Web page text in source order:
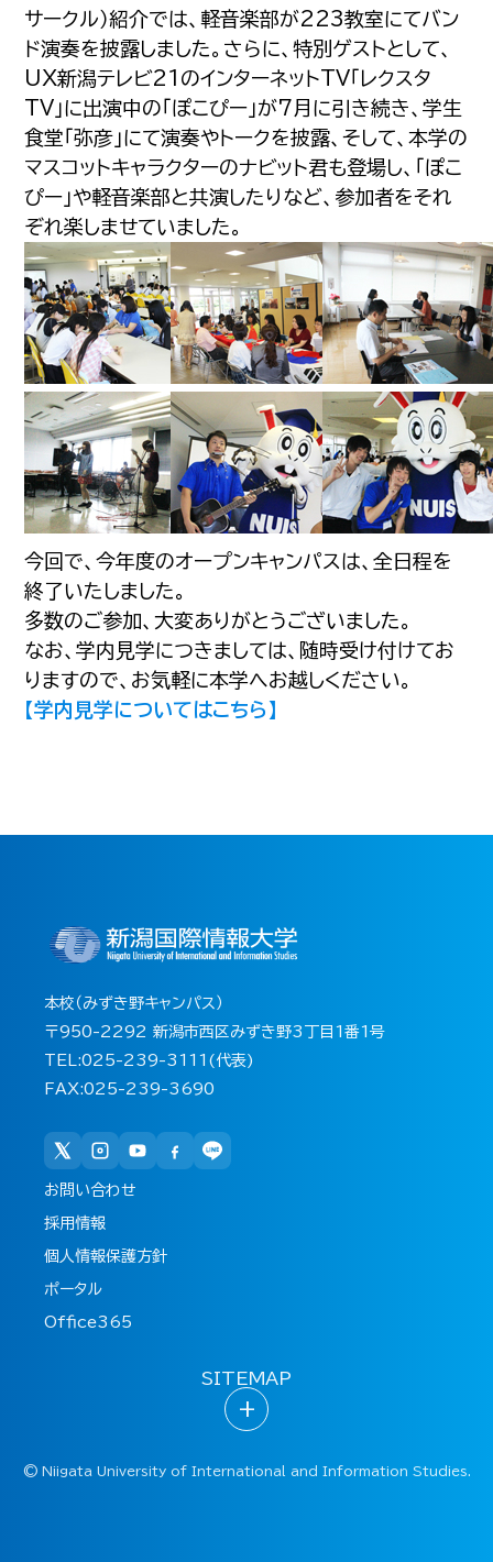
サークル）紹介では、軽音楽部が223教室にてバン
ド演奏を披露しました。さらに、特別ゲストとして、
UX新潟テレビ21のインターネットTV「レクスタ
TV」に出演中の「ぽこぴー」が7月に引き続き、学生
食堂「弥彦」にて演奏やトークを披露、そして、本学の
マスコットキャラクターのナビット君も登場し、「ぽこ
ぴー」や軽音楽部と共演したりなど、参加者をそれ
ぞれ楽しませていました。
今回で、今年度のオープンキャンパスは、全日程を
終了いたしました。
多数のご参加、大変ありがとうございました。
なお、学内見学につきましては、随時受け付けてお
りますので、お気軽に本学へお越しください。
【学内見学についてはこちら】
本校（みずき野キャンパス）
〒950-2292 新潟市西区みずき野3丁目1番1号
TEL:025-239-3111(代表)
FAX:025-239-3690
お問い合わせ
採用情報
個人情報保護方針
ポータル
Office365
SITEMAP
+
©Niigata University of International and Information Studies.